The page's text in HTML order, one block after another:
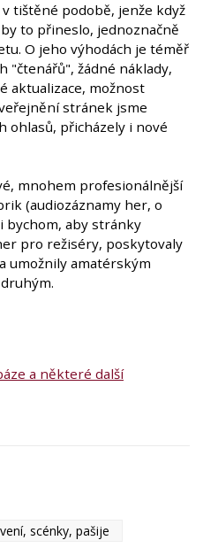
tištěné podobě, jenže když
to přineslo, jednoznačně
O jeho výhodách je téměř
"čtenářů", žádné náklady,
aktualizace, možnost
stránek jsme
ohlasů, přicházely i nové
mnohem profesionálnější
(audiozáznamy her, o
bychom, aby stránky
pro režiséry, poskytovaly
umožnily amatérským
a některé další
scénky, pašije